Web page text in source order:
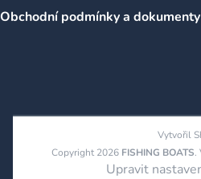
Obchodní podmínky a dokumenty
Vytvořil
Copyright 2026 FISHING BOATS.
Upravit